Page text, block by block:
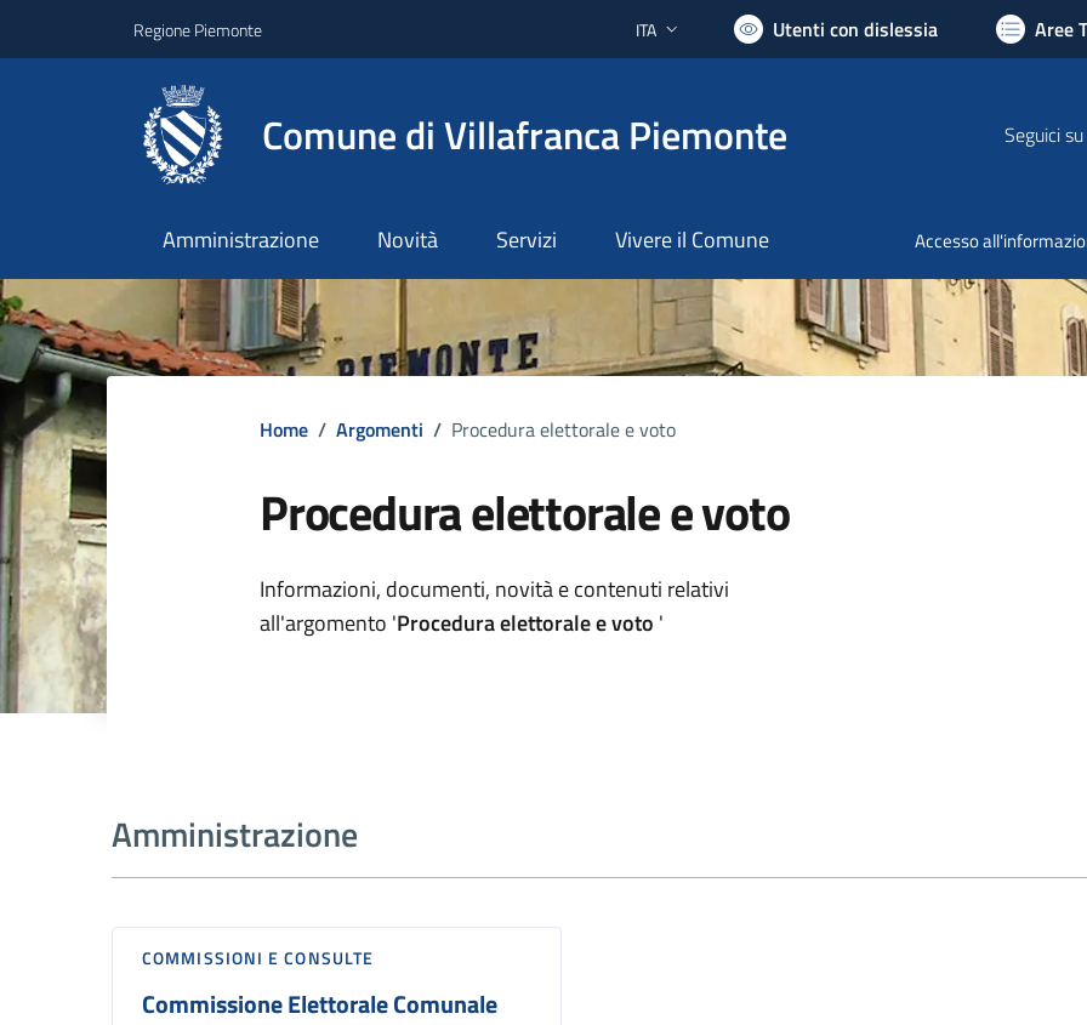
Regione Piemonte Lingua attiva:
ITA Utenti con dislessia Aree
Comune di Villafranca Piemonte Seguici su
Amministrazione Novità Servizi Vivere il Comune Accesso
Home / Argomenti / Procedura elettorale e voto
Procedura elettorale e voto
Dettagli argomento
Informazioni, documenti, novità e contenuti relativi
all'argomento 'Procedura elettorale e voto '
Amministrazione
COMMISSIONI E CONSULTE
Commissione Elettorale Comunale